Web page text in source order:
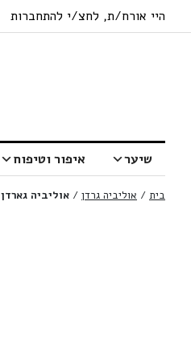
היי אורח/ת, לחצ/י להתחברות
שיער איפור וטיפוח
בית / אוליביה גרדן / אוליביה גארדן CERAMIC+ION | סט 5 מברשות קרמיק טרמל איון